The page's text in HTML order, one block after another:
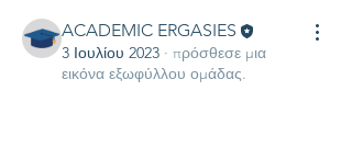
ACADEMIC ERGASIES
3 Ιουλίου 2023 · πρόσθεσε μια
εικόνα εξωφύλλου ομάδας.